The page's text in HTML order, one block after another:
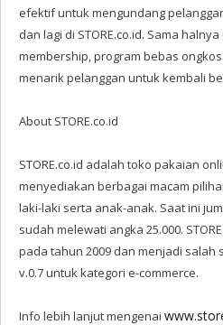
efektif untuk mengundang
dan lagi di STORE.co.id. Sama
membership, program bebas
menarik pelanggan untuk kembali
About STORE.co.id
STORE.co.id adalah toko pakaian
menyediakan berbagai macam
laki-laki serta anak-anak. Saat ini
sudah melewati angka 25.000.
pada tahun 2009 dan menjadi salah
v.0.7 untuk kategori e-commerce.
Info lebih lanjut mengenai